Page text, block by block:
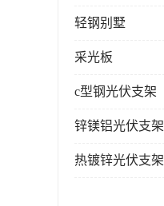
轻钢别墅
采光板
c型钢光伏支架
锌镁铝光伏支架
热镀锌光伏支架